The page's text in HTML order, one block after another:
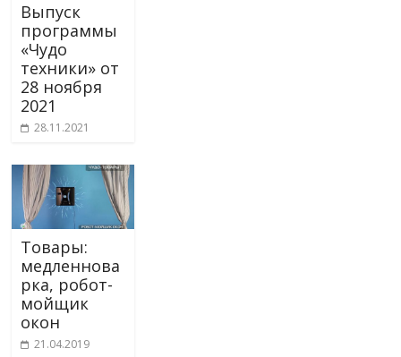
Выпуск
программы
«Чудо
техники» от
28 ноября
2021
28.11.2021
Товары:
медленнова
рка, робот-
мойщик
окон
21.04.2019